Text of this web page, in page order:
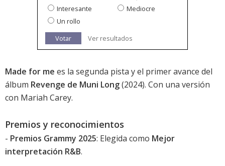
Interesante
Mediocre
Un rollo
Votar
Ver resultados
Made for me es la segunda pista y el primer avance del
álbum Revenge de Muni Long(2024). Con una versión
con Mariah Carey.
Premios y reconocimientos
- Premios Grammy 2025: Elegida como Mejor
interpretación R&B.